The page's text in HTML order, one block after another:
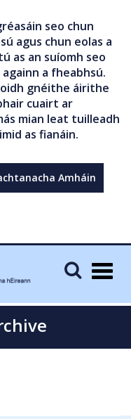
seo chun
agus chun eolas a
as an suíomh seo
a fheabhsú.
gnéithe áirithe
cuairt ar
mian leat tuilleadh
as fianáin.
Amháin